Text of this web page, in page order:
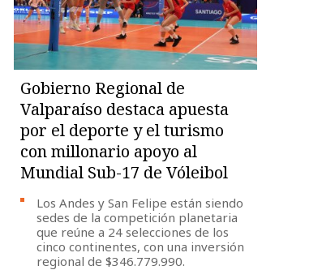
Gobierno Regional de
Valparaíso destaca apuesta
por el deporte y el turismo
con millonario apoyo al
Mundial Sub-17 de Vóleibol
Los Andes y San Felipe están siendo
sedes de la competición planetaria
que reúne a 24 selecciones de los
cinco continentes, con una inversión
regional de $346.779.990.